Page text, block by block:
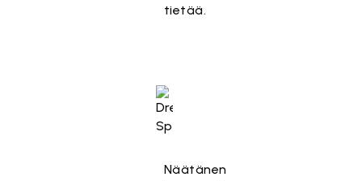
tietää.
Näätänen